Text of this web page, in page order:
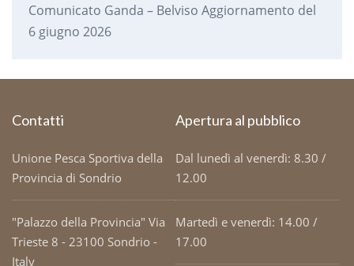
Comunicato Ganda – Belviso Aggiornamento del
6 giugno 2026
Contatti
Unione Pesca Sportiva della
Provincia di Sondrio
"Palazzo della Provincia" Via
Trieste 8 - 23100 Sondrio -
Italy
Apertura al pubblico
Dal lunedì al venerdì: 8.30 /
12.00
Martedì e venerdì: 14.00 /
17.00